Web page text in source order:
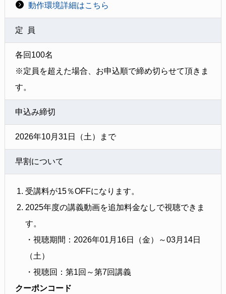
動作環境詳細はこちら
定 員
各回100名
※定員を超えた場合、お申込順で締め切らせて頂きま
す。
申込み締切
2026年10月31日（土）まで
早割について
受講料が15％OFFになります。
2025年度の講義動画を追加料金なしで視聴できま
す。
・視聴期間：2026年01月16日（金）～03月14日
（土）
・視聴回：第1回～第7回講義
クーポンコード